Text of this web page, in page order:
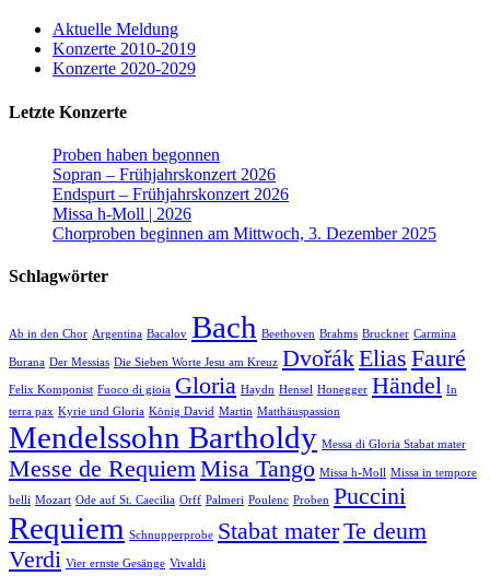
Aktuelle Meldung
Konzerte 2010-2019
Konzerte 2020-2029
Letzte Konzerte
Proben haben begonnen
Sopran – Frühjahrskonzert 2026
Endspurt – Frühjahrskonzert 2026
Missa h-Moll | 2026
Chorproben beginnen am Mittwoch, 3. Dezember 2025
Schlagwörter
Ab in den Chor Argentina Bacalov Bach Beethoven Brahms Bruckner Carmina
Burana Der Messias Die Sieben Worte Jesu am Kreuz DvořákElias Fauré
Felix Komponist Fuoco di gioia Gloria Haydn Hensel Honegger Händel In
terra pax Kyrie und Gloria König David Martin Matthäuspassion
Mendelssohn Bartholdy Messa di Gloria Stabat mater
Messe de RequiemMisa Tango Missa h-Moll Missa in tempore
belli Mozart Ode auf St. Caecilia Orff Palmeri Poulenc Proben Puccini
Requiem Schnupperprobe Stabat materTe deum
Verdi Vier ernste Gesänge Vivaldi